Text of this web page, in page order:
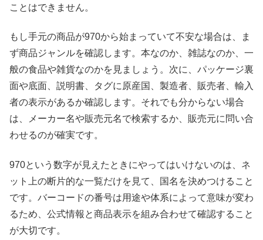
ことはできません。
もし手元の商品が970から始まっていて不安な場合は、ま
ず商品ジャンルを確認します。本なのか、雑誌なのか、一
般の食品や雑貨なのかを見ましょう。次に、パッケージ裏
面や底面、説明書、タグに原産国、製造者、販売者、輸入
者の表示があるか確認します。それでも分からない場合
は、メーカー名や販売元名で検索するか、販売元に問い合
わせるのが確実です。
970という数字が見えたときにやってはいけないのは、ネ
ット上の断片的な一覧だけを見て、国名を決めつけること
です。バーコードの番号は用途や体系によって意味が変わ
るため、公式情報と商品表示を組み合わせて確認すること
が大切です。